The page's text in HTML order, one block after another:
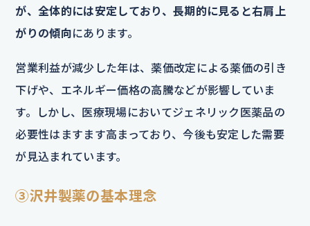
が、全体的には安定しており、長期的に見ると右肩上
がりの傾向にあります。
営業利益が減少した年は、薬価改定による薬価の引き
下げや、エネルギー価格の高騰などが影響していま
す。しかし、医療現場においてジェネリック医薬品の
必要性はますます高まっており、今後も安定した需要
が見込まれています。
③沢井製薬の基本理念